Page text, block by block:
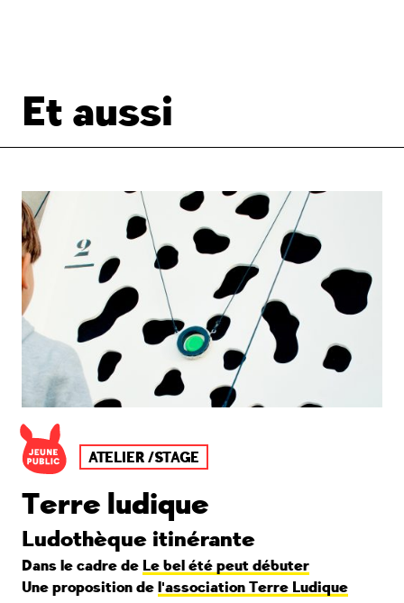
Et aussi
ATELIER /STAGE
Terre ludique
Ludothèque itinérante
Dans le cadre de Le bel été peut débuter
Une proposition de l'association Terre Ludique